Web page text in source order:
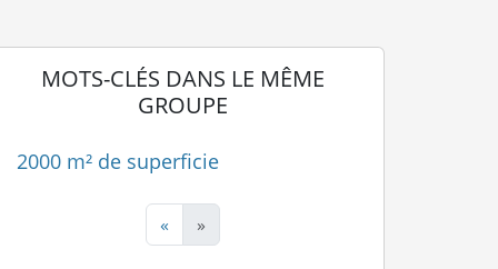
MOTS-CLÉS DANS LE MÊME
GROUPE
2000 m² de superficie
« »